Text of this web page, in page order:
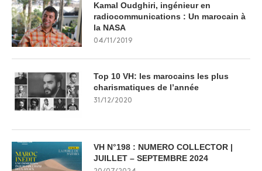
Kamal Oudghiri, ingénieur en
radiocommunications : Un marocain à
la NASA
04/11/2019
Top 10 VH: les marocains les plus
charismatiques de l’année
31/12/2020
VH N°198 : NUMERO COLLECTOR |
JUILLET – SEPTEMBRE 2024